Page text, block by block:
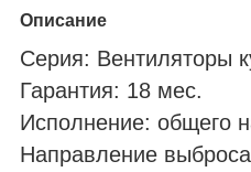
Описание
Серия: Вентиляторы
Гарантия: 18 мес.
Исполнение: общего
Направление